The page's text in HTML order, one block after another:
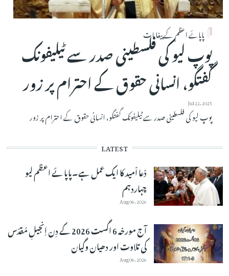
پاپائے اعظم کے پیغامات
پوپ لیو کی فلسطینی صدر سے ٹیلیفونک
گفتگو، انسانی حقوق کے احترام پر زور
Jul 22, 2025
پوپ لیو کی فلسطینی صدر سے ٹیلیفونک گفتگو، انسانی حقوق کے احترام پر زور
LATEST
دْعا اْمید کا ایک عمل ہے۔پاپائے اعظم لیو
چہاردہم
Aug 06, 2026
آج مورخہ 6 اگست 2026 کے دِن اِنجیلِ مُقدّس
کی تلاوت اور دھیان وگیان
Aug 06, 2026